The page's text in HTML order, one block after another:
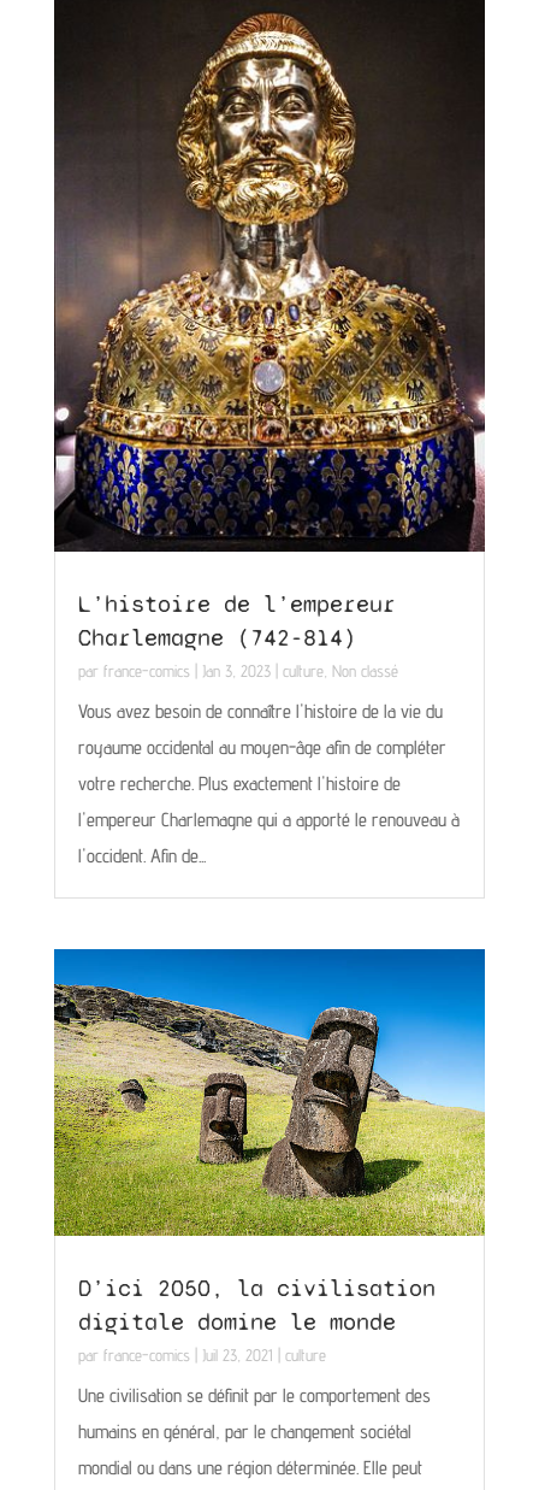
L’histoire de l’empereur
Charlemagne (742-814)
par france-comics Jan 3, 2023| culture, Non classé
Vous avez besoin de connaître l'histoire de la vie du
royaume occidental au moyen-âge afin de compléter
votre recherche. Plus exactement l'histoire de
l'empereur Charlemagne qui a apporté le renouveau à
l'occident. Afin de...
D’ici 2050, la civilisation
digitale domine le monde
par france-comics Juil 23, 2021 culture
Une civilisation se définit par le comportement des
humains en général, par le changement sociétal
mondial ou dans une région déterminée. Elle peut